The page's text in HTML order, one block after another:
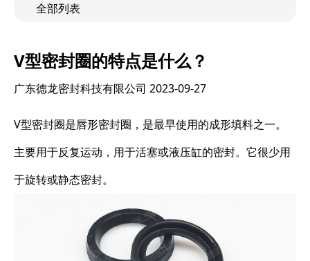
全部列表
V型密封圈的特点是什么？
广东德龙密封科技有限公司 2023-09-27
V型密封圈是唇形密封圈，是最早使用的成形填料之一。
主要用于反复运动，用于活塞或液压缸的密封。它很少用
于旋转或静态密封。